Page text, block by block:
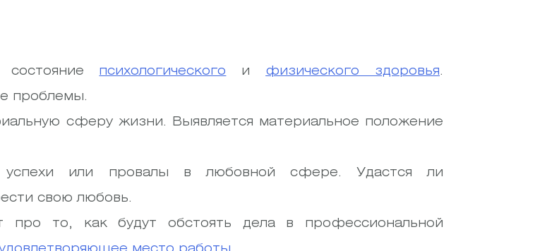
состояние психологического и физического здоровья.
проблемы.
сферу жизни. Выявляется материальное положение
успехи или провалы в любовной сфере. Удастся ли
свою любовь.
про то, как будут обстоять дела в профессиональной